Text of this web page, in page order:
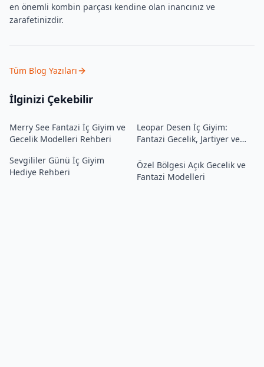
en önemli kombin parçası kendine olan inancınız ve
zarafetinizdir.
Tüm Blog Yazıları
İlginizi Çekebilir
Merry See Fantazi İç Giyim ve
Gecelik Modelleri Rehberi
Leopar Desen İç Giyim:
Fantazi Gecelik, Jartiyer ve
Sevgililer Günü İç Giyim
Hediye Rehberi
Özel Bölgesi Açık Gecelik ve
Fantazi Modelleri